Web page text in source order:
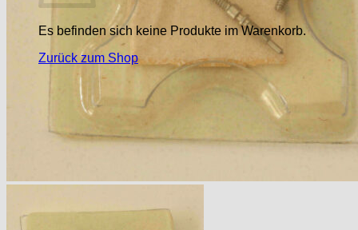
Es befinden sich keine Produkte im Warenkorb.
Zurück zum Shop